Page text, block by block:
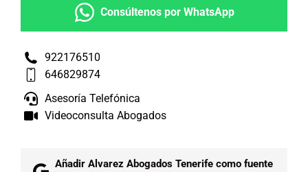
Consúltenos por WhatsApp
922176510
646829874
Asesoría Telefónica
Videoconsulta Abogados
Añadir Alvarez Abogados Tenerife como fuente